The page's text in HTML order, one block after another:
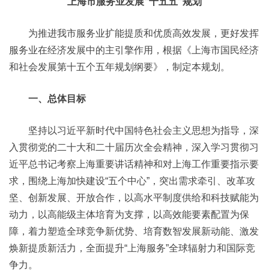
为推进我市服务业扩能提质和优质高效发展，更好发挥
服务业在经济发展中的主引擎作用，根据《上海市国民经济
和社会发展第十五个五年规划纲要》，制定本规划。
一、总体目标
坚持以习近平新时代中国特色社会主义思想为指导，深
入贯彻党的二十大和二十届历次全会精神，深入学习贯彻习
近平总书记考察上海重要讲话精神和对上海工作重要指示要
求，围绕上海加快建设“五个中心”，突出需求牵引、改革攻
坚、创新发展、开放合作，以高水平制度供给和科技赋能为
动力，以高能级主体培育为支撑，以高效能要素配置为保
障，着力塑造全球竞争新优势、培育数智发展新动能、激发
焕新提质新活力，全面提升“上海服务”全球辐射力和国际竞
争力。